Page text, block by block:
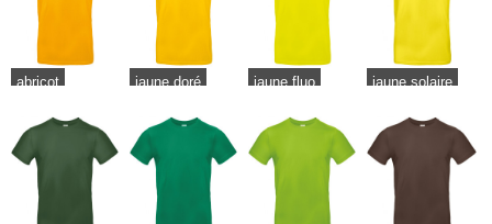
abricot jaune doré jaune fluo jaune solaire